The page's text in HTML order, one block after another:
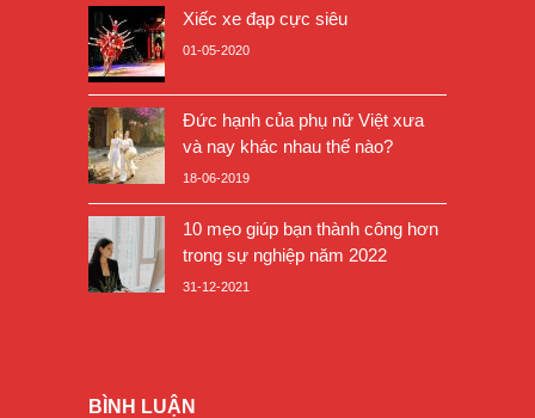
Xiếc xe đạp cực siêu
01-05-2020
Đức hạnh của phụ nữ Việt xưa
và nay khác nhau thế nào?
18-06-2019
10 mẹo giúp bạn thành công hơn
trong sự nghiệp năm 2022
31-12-2021
BÌNH LUẬN